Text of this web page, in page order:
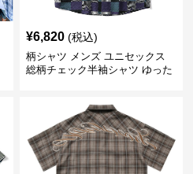
¥6,820 (税込)
柄シャツ メンズ ユニセックス
総柄チェック半袖シャツ ゆった